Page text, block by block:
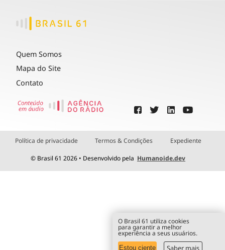
Quem Somos
Mapa do Site
Contato
Política de privacidade Termos & Condições Expediente
© Brasil 61 2026 • Desenvolvido pela Humanoide.dev
O Brasil 61 utiliza cookies
para garantir a melhor
experiência a seus usuários.
Estou ciente